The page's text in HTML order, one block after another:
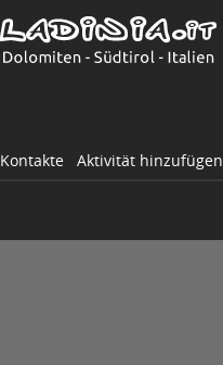
Kontakte Aktivität hinzufügen